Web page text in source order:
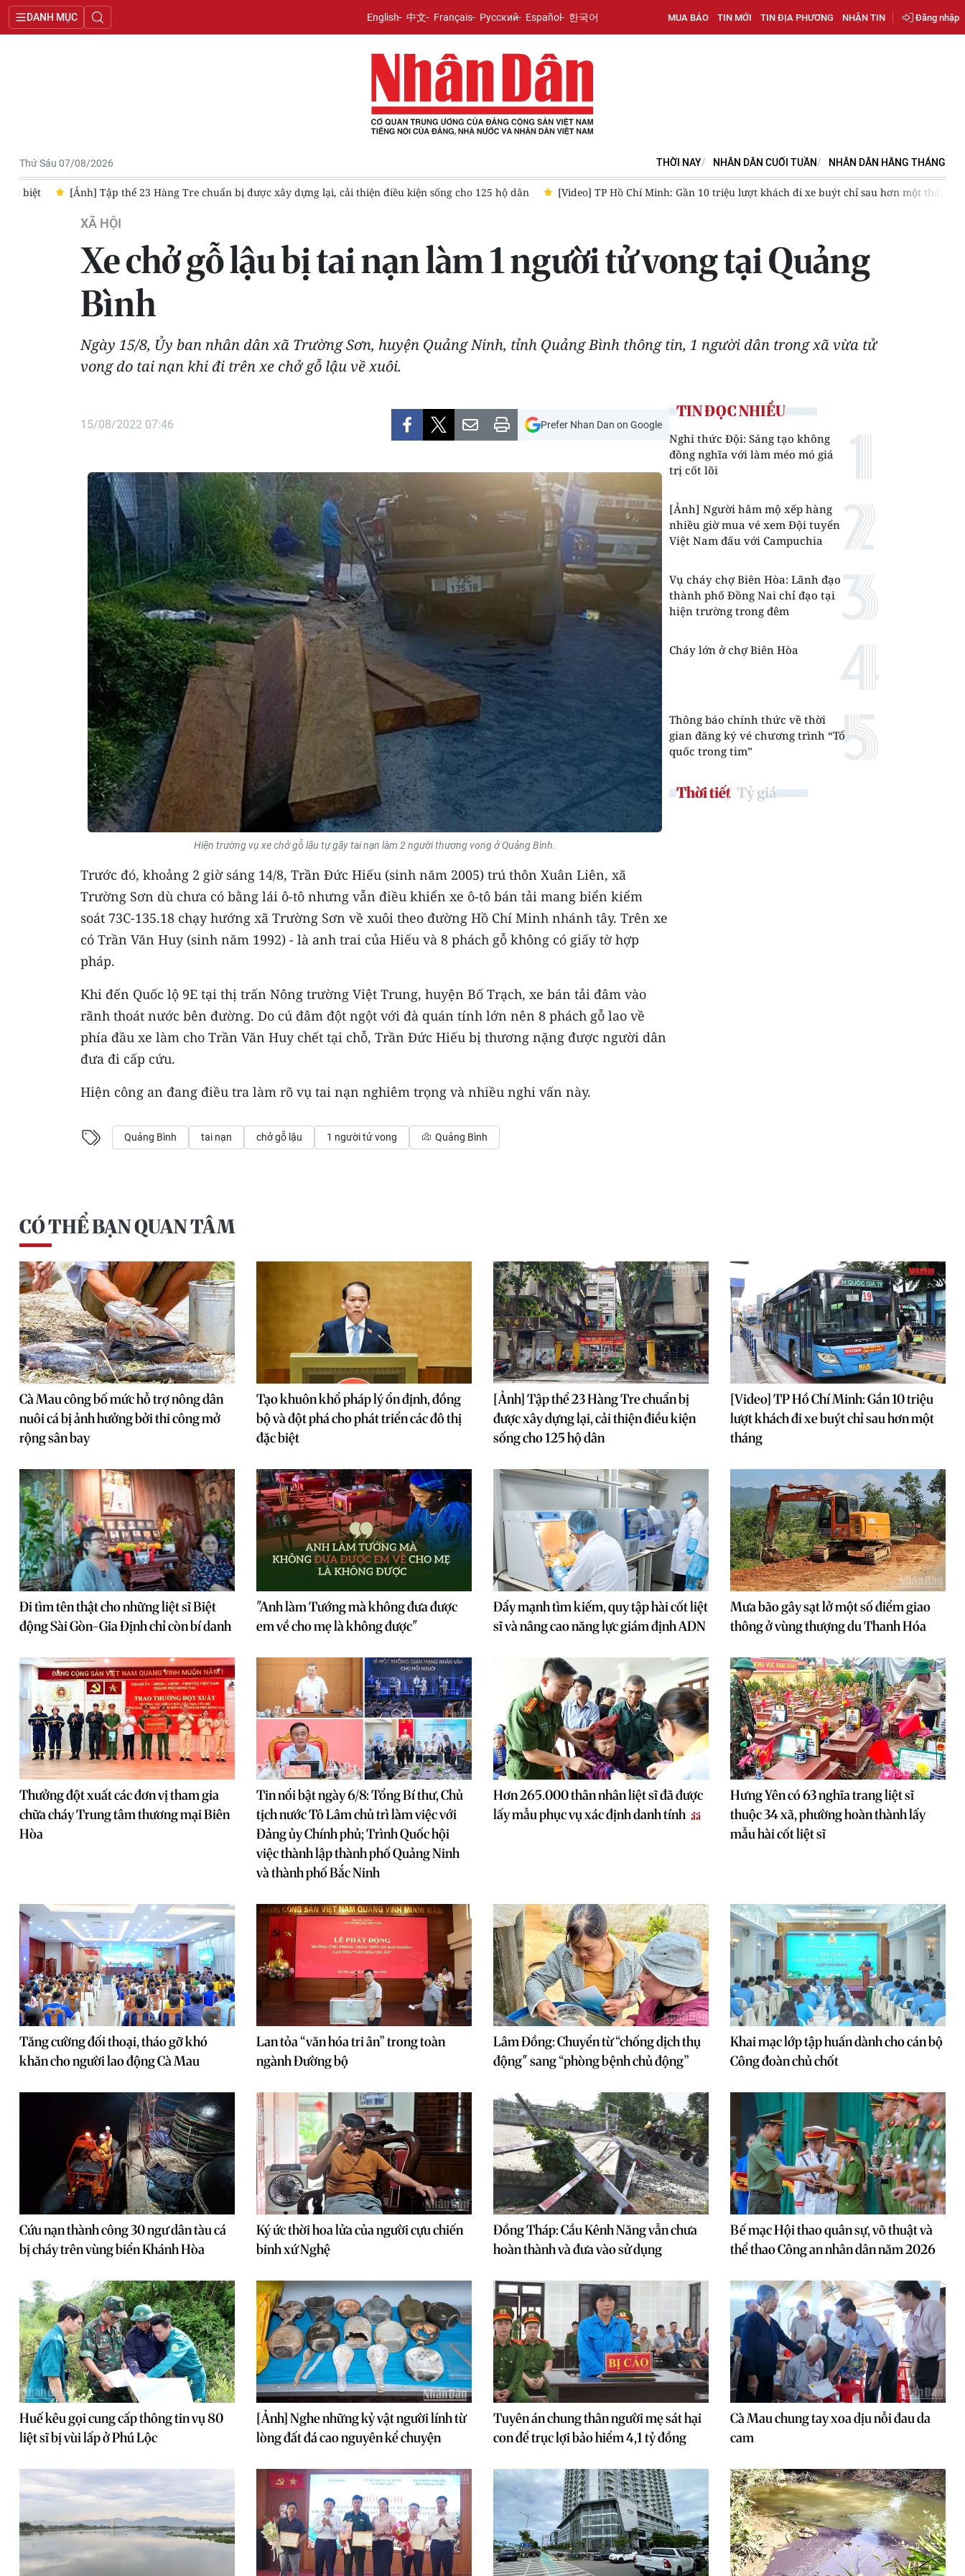
DANH MỤC English 中文 Français Русский Español 한국어 MUA BÁO TIN MỚI TIN ĐỊA PHƯƠNG NHẬN TIN Đăng nhập
Thứ Sáu 07/08/2026 THỜI NAY NHÂN DÂN CUỐI TUẦN NHÂN DÂN HẰNG THÁNG
[Ảnh] Tập thể 23 Hàng Tre chuẩn bị được xây dựng lại, cải thiện điều kiện sống cho 125 hộ dân [Video] TP Hồ Chí Minh: Gần 10 triệu lượt khách đi xe buýt chỉ sau hơn một tháng
XÃ HỘI
Xe chở gỗ lậu bị tai nạn làm 1 người tử vong tại Quảng
Bình
Ngày 15/8, Ủy ban nhân dân xã Trường Sơn, huyện Quảng Ninh, tỉnh Quảng Bình thông tin, 1 người dân trong xã vừa tử
vong do tai nạn khi đi trên xe chở gỗ lậu về xuôi.
15/08/2022 07:46 Prefer Nhan Dan on Google
Hiện trường vụ xe chở gỗ lậu tự gây tai nạn làm 2 người thương vong ở Quảng Bình.
Trước đó, khoảng 2 giờ sáng 14/8, Trần Đức Hiếu (sinh năm 2005) trú thôn Xuân Liên, xã
Trường Sơn dù chưa có bằng lái ô-tô nhưng vẫn điều khiển xe ô-tô bán tải mang biển kiểm
soát 73C-135.18 chạy hướng xã Trường Sơn về xuôi theo đường Hồ Chí Minh nhánh tây. Trên xe
có Trần Văn Huy (sinh năm 1992) - là anh trai của Hiếu và 8 phách gỗ không có giấy tờ hợp
pháp.
Khi đến Quốc lộ 9E tại thị trấn Nông trường Việt Trung, huyện Bố Trạch, xe bán tải đâm vào
rãnh thoát nước bên đường. Do cú đâm đột ngột với đà quán tính lớn nên 8 phách gỗ lao về
phía đầu xe làm cho Trần Văn Huy chết tại chỗ, Trần Đức Hiếu bị thương nặng được người dân
đưa đi cấp cứu.
Hiện công an đang điều tra làm rõ vụ tai nạn nghiêm trọng và nhiều nghi vấn này.
Quảng Bình tai nạn chở gỗ lậu 1 người tử vong Quảng Bình
TIN ĐỌC NHIỀU
Nghi thức Đội: Sáng tạo không
đồng nghĩa với làm méo mó giá
trị cốt lõi
[Ảnh] Người hâm mộ xếp hàng
nhiều giờ mua vé xem Đội tuyển
Việt Nam đấu với Campuchia
Vụ cháy chợ Biên Hòa: Lãnh đạo
thành phố Đồng Nai chỉ đạo tại
hiện trường trong đêm
Cháy lớn ở chợ Biên Hòa
Thông báo chính thức về thời
gian đăng ký vé chương trình “Tổ
quốc trong tim”
Thời tiết Tỷ giá
CÓ THỂ BẠN QUAN TÂM
Cà Mau công bố mức hỗ trợ nông dân
nuôi cá bị ảnh hưởng bởi thi công mở
rộng sân bay
Tạo khuôn khổ pháp lý ổn định, đồng
bộ và đột phá cho phát triển các đô thị
đặc biệt
[Ảnh] Tập thể 23 Hàng Tre chuẩn bị
được xây dựng lại, cải thiện điều kiện
sống cho 125 hộ dân
[Video] TP Hồ Chí Minh: Gần 10 triệu
lượt khách đi xe buýt chỉ sau hơn một
tháng
Đi tìm tên thật cho những liệt sĩ Biệt
động Sài Gòn-Gia Định chỉ còn bí danh
"Anh làm Tướng mà không đưa được
em về cho mẹ là không được"
Đẩy mạnh tìm kiếm, quy tập hài cốt liệt
sĩ và nâng cao năng lực giám định ADN
Mưa bão gây sạt lở một số điểm giao
thông ở vùng thượng du Thanh Hóa
Thưởng đột xuất các đơn vị tham gia
chữa cháy Trung tâm thương mại Biên
Hòa
Tin nổi bật ngày 6/8: Tổng Bí thư, Chủ
tịch nước Tô Lâm chủ trì làm việc với
Đảng ủy Chính phủ; Trình Quốc hội
việc thành lập thành phố Quảng Ninh
và thành phố Bắc Ninh
Hơn 265.000 thân nhân liệt sĩ đã được
lấy mẫu phục vụ xác định danh tính
Hưng Yên có 63 nghĩa trang liệt sĩ
thuộc 34 xã, phường hoàn thành lấy
mẫu hài cốt liệt sĩ
Tăng cường đối thoại, tháo gỡ khó
khăn cho người lao động Cà Mau
Lan tỏa “văn hóa tri ân” trong toàn
ngành Đường bộ
Lâm Đồng: Chuyển từ “chống dịch thụ
động" sang “phòng bệnh chủ động”
Khai mạc lớp tập huấn dành cho cán bộ
Công đoàn chủ chốt
Cứu nạn thành công 30 ngư dân tàu cá
bị cháy trên vùng biển Khánh Hòa
Ký ức thời hoa lửa của người cựu chiến
binh xứ Nghệ
Đồng Tháp: Cầu Kênh Năng vẫn chưa
hoàn thành và đưa vào sử dụng
Bế mạc Hội thao quân sự, võ thuật và
thể thao Công an nhân dân năm 2026
Huế kêu gọi cung cấp thông tin vụ 80
liệt sĩ bị vùi lấp ở Phú Lộc
[Ảnh] Nghe những kỷ vật người lính từ
lòng đất đá cao nguyên kể chuyện
Tuyên án chung thân người mẹ sát hại
con để trục lợi bảo hiểm 4,1 tỷ đồng
Cà Mau chung tay xoa dịu nỗi đau da
cam